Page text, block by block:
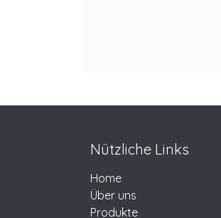
Nützliche Links
Home
Über uns
Produkte